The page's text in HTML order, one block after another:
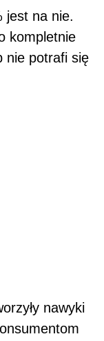
jest na nie.
kompletnie
nie potrafi się
nawyki